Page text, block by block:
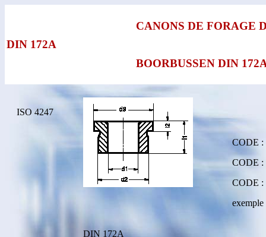
DIN 172A
CANONS DE FORAGE
BOORBUSSEN DIN
ISO 4247
CODE :
CODE :
CODE :
DIN 172A